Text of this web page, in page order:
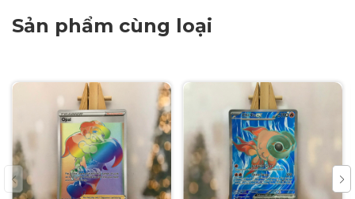
Sản phẩm cùng loại